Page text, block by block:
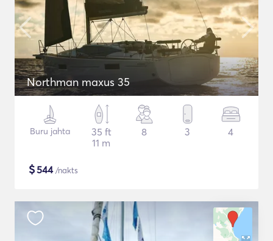
Northman maxus 35
Buru jahta
35 ft
11 m
8 3 4
$544/nakts